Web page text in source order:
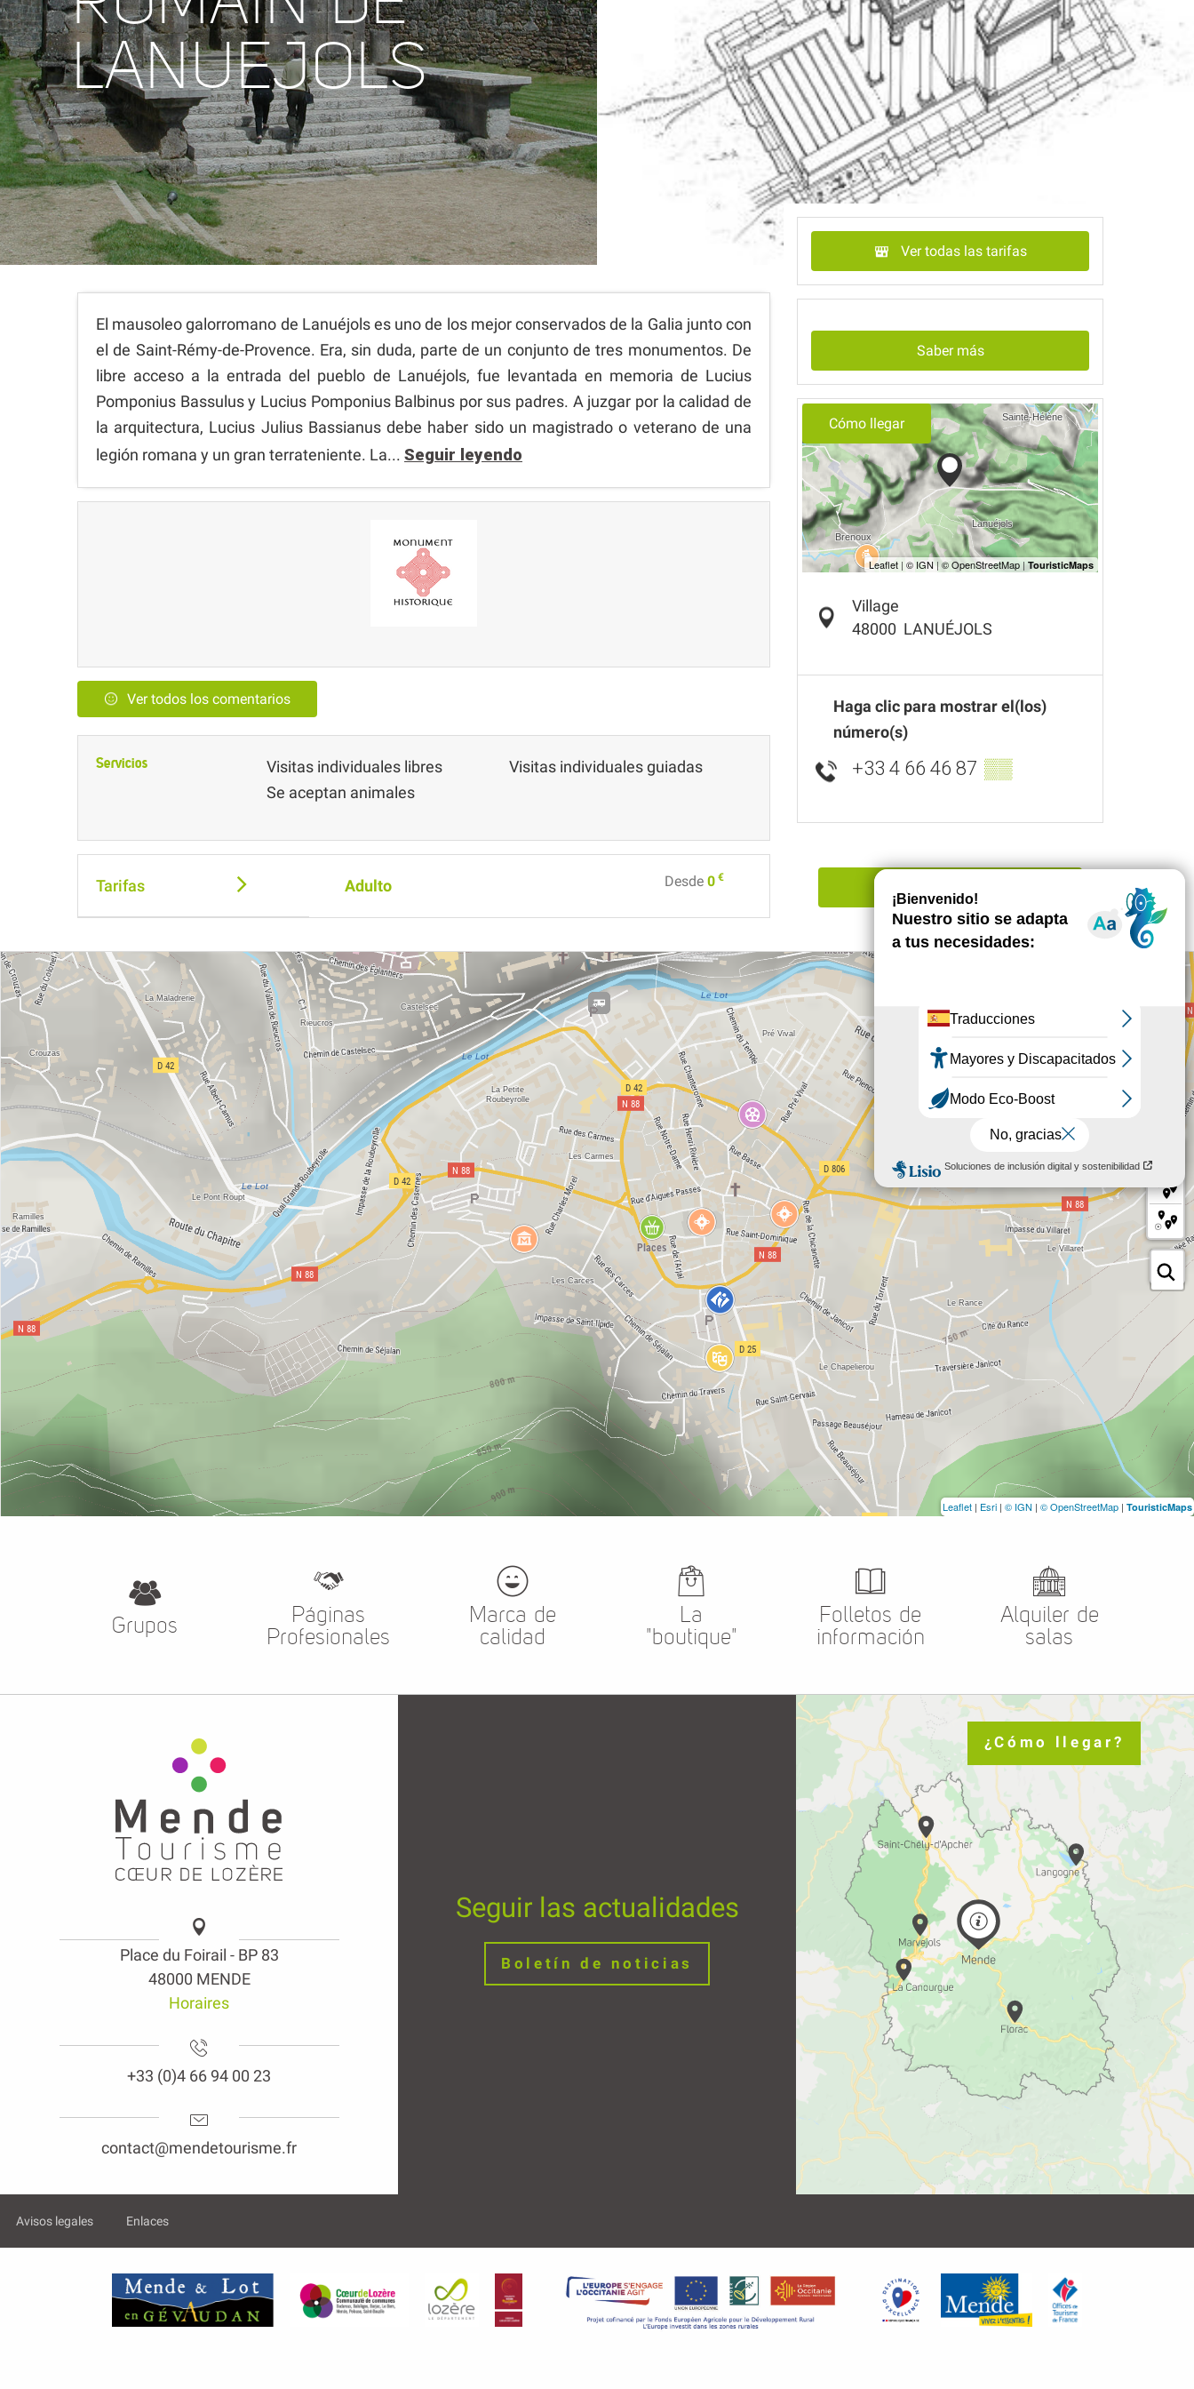
LANUEJOLS
El mausoleo galorromano de Lanuéjols es uno de los mejor conservados de la Galia junto con
el de Saint-Rémy-de-Provence. Era, sin duda, parte de un conjunto de tres monumentos. De
libre acceso a la entrada del pueblo de Lanuéjols, fue levantada en memoria de Lucius
Pomponius Bassulus y Lucius Pomponius Balbinus por sus padres. A juzgar por la calidad de
la arquitectura, Lucius Julius Bassianus debe haber sido un magistrado o veterano de una
legión romana y un gran terrateniente. La... Seguir leyendo
Ver todos los comentarios
Servicios
Visitas individuales libres
Se aceptan animales
Visitas individuales guiadas
Tarifas Adulto Desde0 €
Ver todas las tarifas
Saber más
Cómo llegar
Village
48000 LANUÉJOLS
Haga clic para mostrar el(los)
número(s)
+33 4 66 46 87 ▒▒
Leaflet | Esri | © IGN | © OpenStreetMap | TouristicMaps
Grupos
Páginas
Profesionales
Marca de
calidad
La
"boutique"
Folletos de
información
Alquiler de
salas
Place du Foirail - BP 83
48000 MENDE
Horaires
+33 (0)4 66 94 00 23
contact@mendetourisme.fr
Seguir las actualidades
Boletín de noticias
¿Cómo llegar?
Avisos legales Enlaces